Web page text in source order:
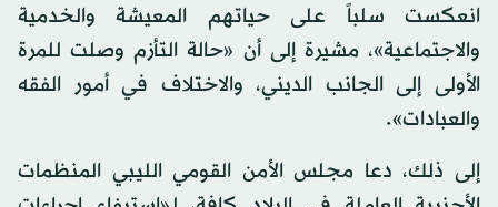
انعكست سلباً على حياتهم المعيشة والخدمية
والاجتماعية»، مشيرة إلى أن «حالة التأزم وصلت للمرة
الأولى إلى الجانب الديني، والاختلاف في أمور الفقه
والعبادات».
إلى ذلك، دعا مجلس الأمن القومي الليبي المنظمات